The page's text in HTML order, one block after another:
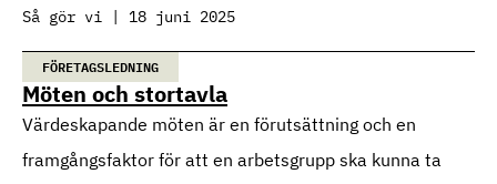
Så gör vi | 18 juni 2025
FÖRETAGSLEDNING
Möten och stortavla
Värdeskapande möten är en förutsättning och en
framgångsfaktor för att en arbetsgrupp ska kunna ta